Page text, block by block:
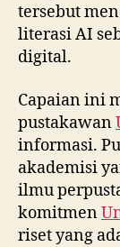
tersebut
literasi AI
digital.
Capaian ini
pustakawan
informasi.
akademisi
ilmu
komitmen
riset yang